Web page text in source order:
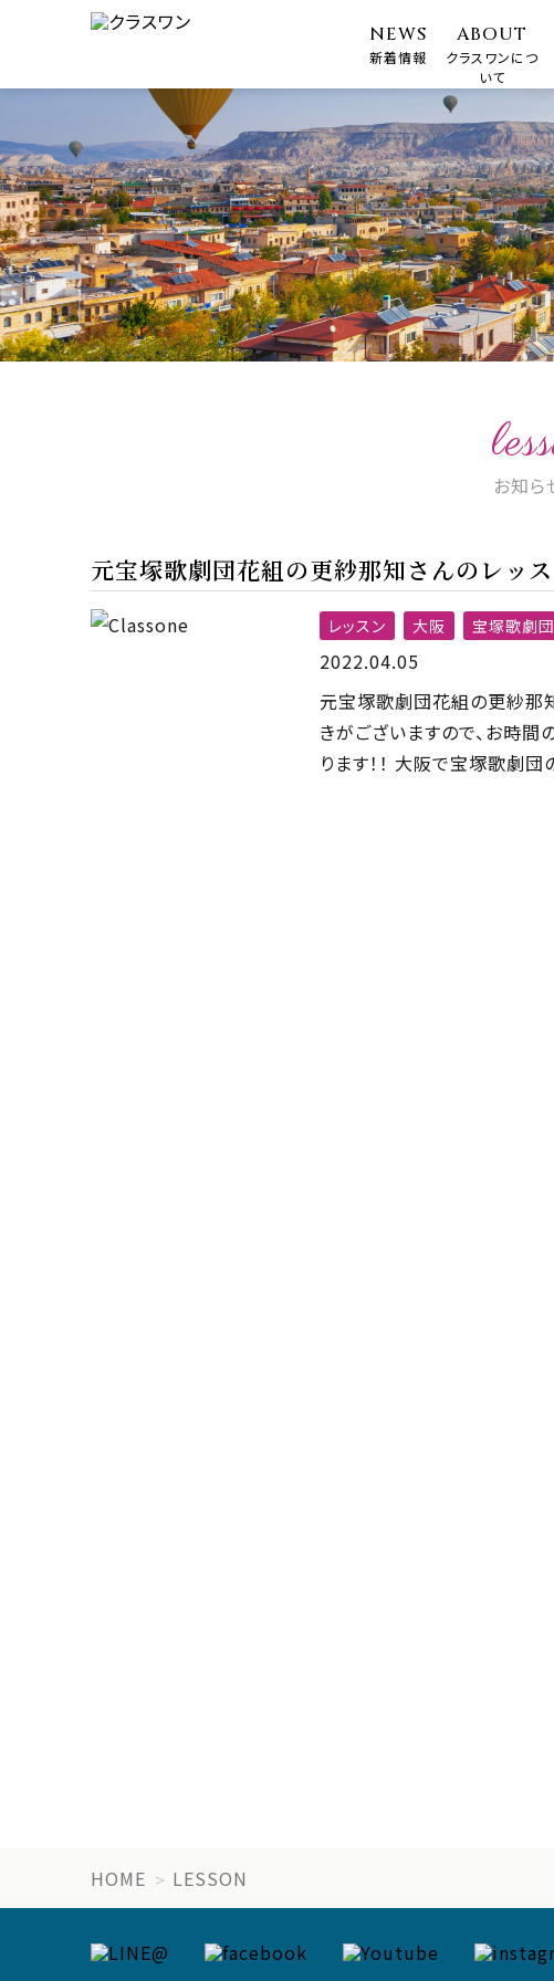
NEWS
新着情報
ABOUT
クラスワンにつ
いて
お知ら
元宝塚歌劇団花組の更紗那知さんのレッ
レッスン 大阪 宝塚歌劇団
2022.04.05
元宝塚歌劇団花組の更紗那
きがございますので、お時間
ります！！ 大阪で宝塚歌劇
HOME LESSON